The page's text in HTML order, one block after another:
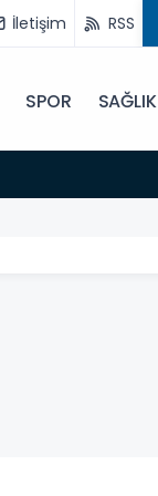
İletişim RSS
SPOR SAĞLIK